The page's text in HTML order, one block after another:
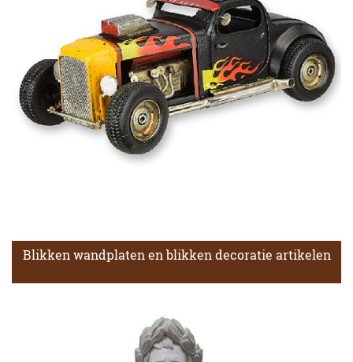
Blikken wandplaten en blikken decoratie artikelen